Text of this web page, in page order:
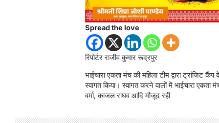
Spread the love
रिपोर्टर राजीव कुमार रूद्रपुर
भाईचारा एकता मंच की महिला टीम द्वारा ट्रांजिट
स्वागत किया। स्वागत करने वालों में भाईचारा
वर्मा, काजल राघव आदि मौजूद रही